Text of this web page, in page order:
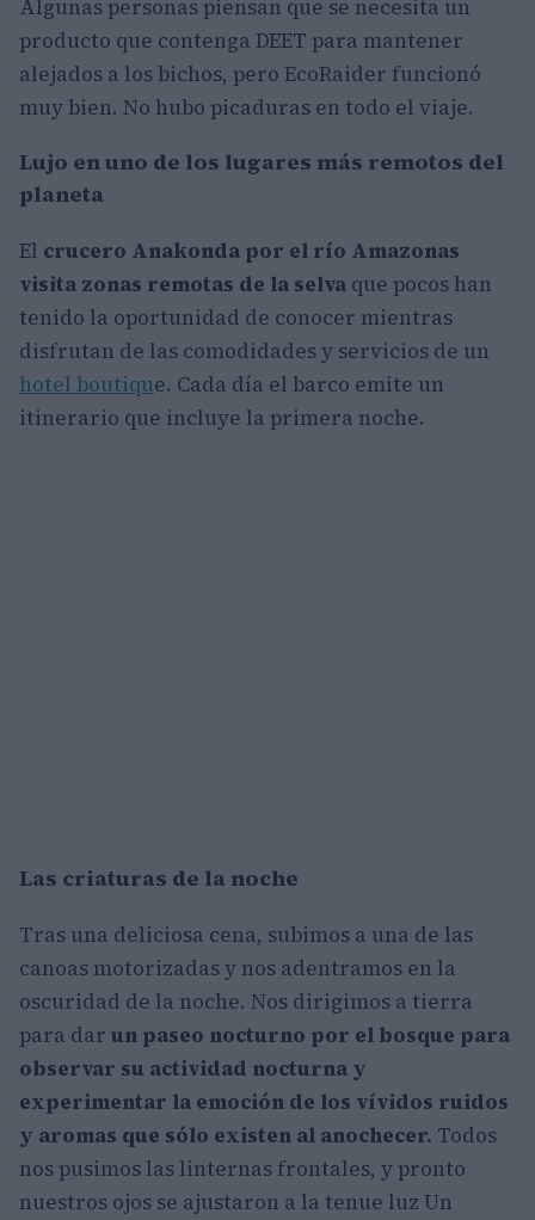
Algunas personas piensan que se necesita un
producto que contenga DEET para mantener
alejados a los bichos, pero EcoRaider funcionó
muy bien. No hubo picaduras en todo el viaje.
Lujo en uno de los lugares más remotos del
planeta
El crucero Anakonda por el río Amazonas
visita zonas remotas de la selva que pocos han
tenido la oportunidad de conocer mientras
disfrutan de las comodidades y servicios de un
hotel boutique. Cada día el barco emite un
itinerario que incluye la primera noche.
Las criaturas de la noche
Tras una deliciosa cena, subimos a una de las
canoas motorizadas y nos adentramos en la
oscuridad de la noche. Nos dirigimos a tierra
para dar un paseo nocturno por el bosque para
observar su actividad nocturna y
experimentar la emoción de los vívidos ruidos
y aromas que sólo existen al anochecer. Todos
nos pusimos las linternas frontales, y pronto
nuestros ojos se ajustaron a la tenue luz Un